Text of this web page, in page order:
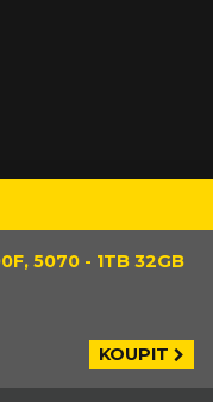
5070 - 1TB 32GB
KOUPIT